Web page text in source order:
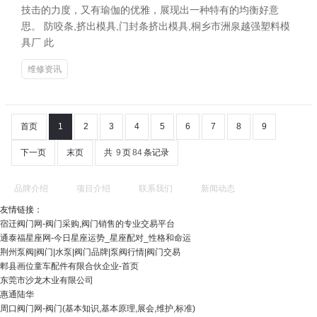
技击的力度，又有瑜伽的优雅，展现出一种特有的均衡好意
思。 防咬条,挤出模具,门封条挤出模具,桐乡市洲泉越强塑料模
具厂 此
维修资讯
首页 1 2 3 4 5 6 7 8 9
下一页 末页 共 9 页84条记录
品牌介绍 项目介绍 联系我们 新闻动态
友情链接：
宿迁阀门网-阀门采购,阀门销售的专业交易平台
通泰福星座网-今日星座运势_星座配对_性格和命运
荆州泵阀|阀门|水泵|阀门品牌|泵阀行情|阀门交易
郫县画位童车配件有限合伙企业-首页
东莞市沙龙木业有限公司
惠通陆华
周口阀门网-阀门(基本知识,基本原理,展会,维护,标准)